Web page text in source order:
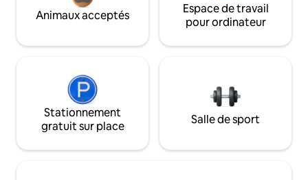
Animaux acceptés
Espace de travail
pour ordinateur
Stationnement
gratuit sur place
Salle de sport